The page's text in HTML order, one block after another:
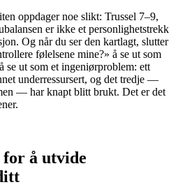
oppdager noe slikt: Trussel 7–9,
er ikke et personlighetstrekk
Og når du ser den kartlagt, slutter
følelsene mine?» å se ut som
se ut som et ingeniørproblem: ett
underressursert, og det tredje —
— har knapt blitt brukt. Det er det
å utvide